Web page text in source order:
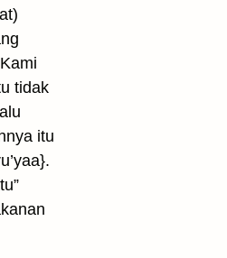
tidak
itu